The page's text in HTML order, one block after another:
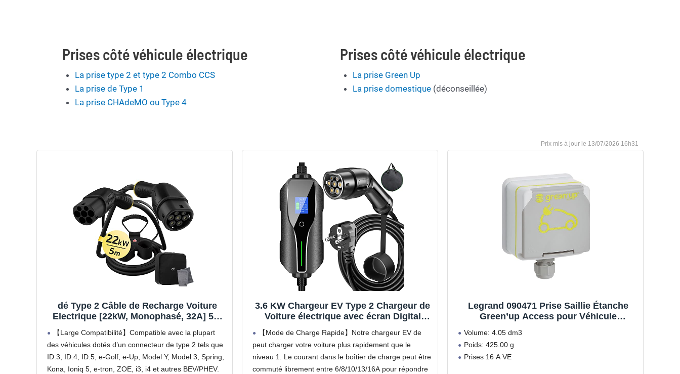
Prises côté véhicule électrique
La prise type 2 et type 2 Combo CCS
La prise de Type 1
La prise CHAdeMO ou Type 4
Prises côté véhicule électrique
La prise Green Up
La prise domestique (déconseillée)
13/07/2026 16h31
dé Type 2 Câble de Recharge Voiture
Electrique [22kW, Monophasé, 32A] 5m
avec Sac de Transport, Compatible avec
Model 3, e-UP, ID.3, Zoe, forTwo, Kona, e-
Tron, Mini et Autres EV et PHEV, Noir-
Jaune
【Large Compatibilité】Compatible avec la plupart
des véhicules dotés d’un connecteur de type 2 tels que
ID.3, ID.4, ID.5, e-Golf, e-Up, Model Y, Model 3, Spring,
Kona, Ioniq 5, e-tron, ZOE, i3, i4 et autres BEV/PHEV.
3.6 KW Chargeur EV Type 2 Chargeur de
Voiture électrique avec écran Digital
Contrôlable 6-16A 7.5m Câble de Charge
pour Voiture électrique Standard IEC
62196-2 Type 2 Femelle
【Mode de Charge Rapide】Notre chargeur EV de
peut charger votre voiture plus rapidement que le
niveau 1. Le courant dans le boîtier de charge peut être
commuté librement entre 6/8/10/13/16A pour répondre
Legrand 090471 Prise Saillie Étanche
Green’up Access pour Véhicule
Volume: 4.05 dm3
Poids: 425.00 g
Prises 16 A VE